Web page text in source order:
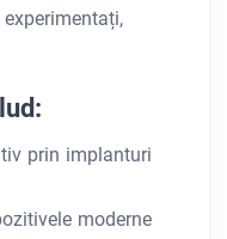
prin implanturi
moderne